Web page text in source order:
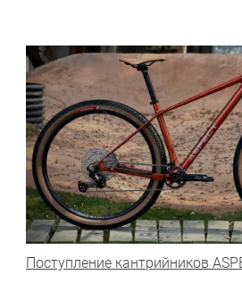
Поступление кантрийников